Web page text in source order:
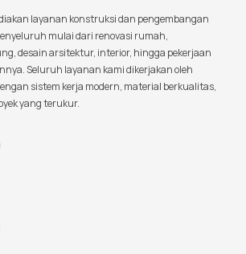
layanan konstruksi dan pengembangan
mulai dari renovasi rumah,
desain arsitektur, interior, hingga pekerjaan
Seluruh layanan kami dikerjakan oleh
sistem kerja modern, material berkualitas,
yang terukur.